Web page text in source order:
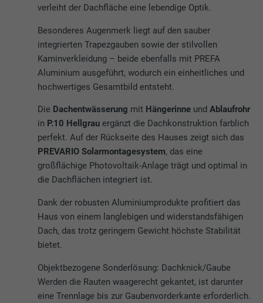
verleiht der Dachfläche eine lebendige Optik.
Besonderes Augenmerk liegt auf den sauber
integrierten Trapezgauben sowie der stilvollen
Kaminverkleidung – beide ebenfalls mit PREFA
Aluminium ausgeführt, wodurch ein einheitliches und
hochwertiges Gesamtbild entsteht.
Die Dachentwässerung mit Hängerinne undAblaufrohr
in P.10 Hellgrau ergänzt die Dachkonstruktion farblich
perfekt. Auf der Rückseite des Hauses zeigt sich das
PREVARIO Solarmontagesystem, das eine
großflächige Photovoltaik-Anlage trägt und optimal in
die Dachflächen integriert ist.
Dank der robusten Aluminiumprodukte profitiert das
Haus von einem langlebigen und widerstandsfähigen
Dach, das trotz geringem Gewicht höchste Stabilität
bietet.
Objektbezogene Sonderlösung: Dachknick/Gaube
Werden die Rauten waagerecht gekantet, ist darunter
eine Trennlage bis zur Gaubenvorderkante erforderlich.